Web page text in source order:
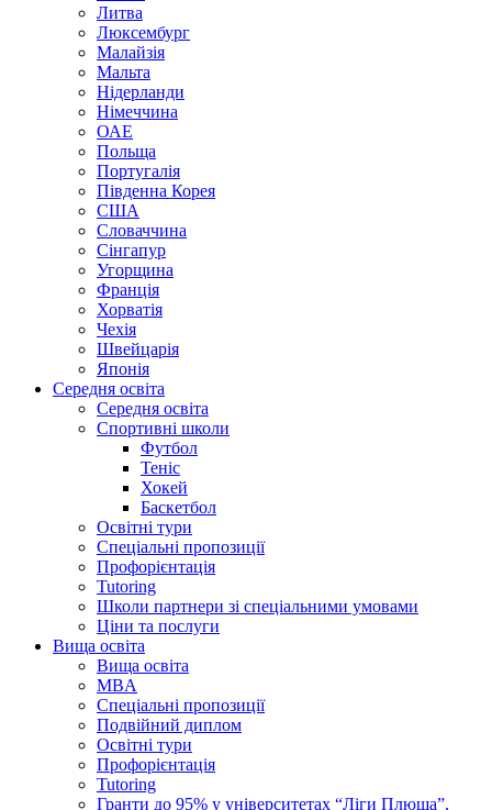
Литва
Люксембург
Малайзія
Мальта
Нідерланди
Німеччина
ОАЕ
Польща
Португалія
Південна Корея
США
Словаччина
Сінгапур
Угорщина
Франція
Хорватія
Чехія
Швейцарія
Японія
Середня освіта
Середня освіта
Спортивні школи
Футбол
Теніс
Хокей
Баскетбол
Освітні тури
Спеціальні пропозиції
Профорієнтація
Tutoring
Школи партнери зі спеціальними умовами
Ціни та послуги
Вища освіта
Вища освіта
MBA
Спеціальні пропозиції
Подвійний диплом
Освітні тури
Профорієнтація
Tutoring
Гранти до 95% у університетах “Ліги Плюща”,